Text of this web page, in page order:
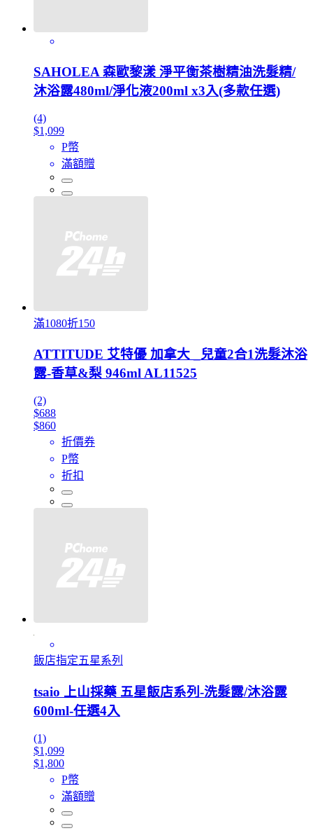
SAHOLEA 森歐黎漾 淨平衡茶樹精油洗髮精/
沐浴露480ml/淨化液200ml x3入(多款任選)
(4)
$1,099
P幣
滿額贈
滿1080折150
ATTITUDE 艾特優 加拿大 _兒童2合1洗髮沐浴
露-香草&梨 946ml AL11525
(2)
$688
$860
折價券
P幣
折扣
飯店指定五星系列
tsaio 上山採藥 五星飯店系列-洗髮露/沐浴露
600ml-任選4入
(1)
$1,099
$1,800
P幣
滿額贈